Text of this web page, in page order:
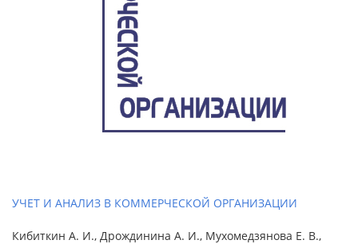
УЧЕТ И АНАЛИЗ В КОММЕРЧЕСКОЙ ОРГАНИЗАЦИИ
Кибиткин А. И., Дрождинина А. И., Мухомедзянова Е. В.,